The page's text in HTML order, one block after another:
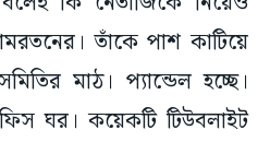
তাঁকে পাশ কাটিয়ে
মাঠ। প্যান্ডেল হচ্ছে।
ঘর। কয়েকটি টিউবলাইট